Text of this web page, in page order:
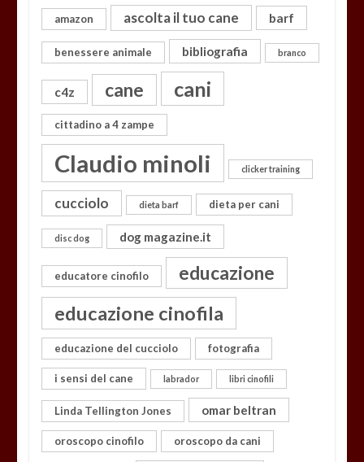
amazon ascolta il tuo cane barf
benessere animale bibliografia branco
c4z cane cani
cittadino a 4 zampe
Claudio minoli clicker training
cucciolo dieta barf dieta per cani
disc dog dog magazine.it
educatore cinofilo educazione
educazione cinofila
educazione del cucciolo fotografia
i sensi del cane labrador libri cinofili
Linda Tellington Jones omar beltran
oroscopo cinofilo oroscopo da cani